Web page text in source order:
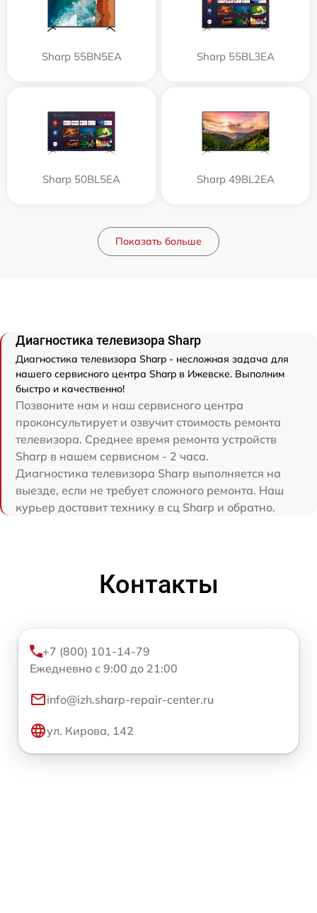
Sharp 55BN5EA Sharp 55BL3EA
Sharp 50BL5EA Sharp 49BL2EA
Показать больше
Диагностика телевизора Sharp
Диагностика телевизора Sharp - несложная задача для
нашего сервисного центра Sharp в Ижевске. Выполним
быстро и качественно!
Позвоните нам и наш сервисного центра
проконсультирует и озвучит стоимость ремонта
телевизора. Среднее время ремонта устройств
Sharp в нашем сервисном - 2 часа.
Диагностика телевизора Sharp выполняется на
выезде, если не требует сложного ремонта. Наш
курьер доставит технику в сц Sharp и обратно.
Контакты
+7 (800) 101-14-79
Ежедневно с 9:00 до 21:00
info@izh.sharp-repair-center.ru
ул. Кирова, 142